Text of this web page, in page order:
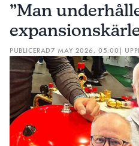
”Man
PUBLICERAD7 MAY 2026, 05:00|